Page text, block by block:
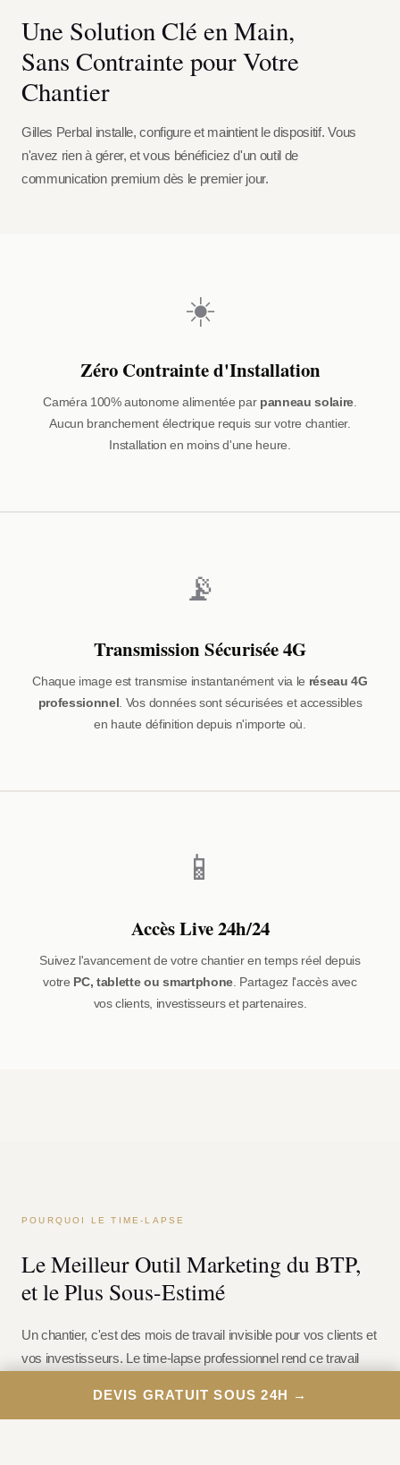
Une Solution Clé en Main,
Sans Contrainte pour Votre
Chantier
Gilles Perbal installe, configure et maintient le dispositif. Vous
n'avez rien à gérer, et vous bénéficiez d'un outil de
communication premium dès le premier jour.
☀️
Zéro Contrainte d'Installation
Caméra 100% autonome alimentée par panneau solaire
Aucun branchement électrique requis sur votre chantier.
Installation en moins d'une heure.
📡
Transmission Sécurisée 4G
Chaque image est transmise instantanément via le réseau 4G
professionnel . Vos données sont sécurisées et accessibles
en haute définition depuis n'importe où.
📱
Accès Live 24h/24
Suivez l'avancement de votre chantier en temps réel depuis
votre PC, tablette ou smartphone . Partagez l'accès avec
vos clients, investisseurs et partenaires.
POURQUOI LE TIME-LAPSE
Le Meilleur Outil Marketing du BTP,
et le Plus Sous-Estimé
Un chantier, c'est des mois de travail invisible pour vos clients et
vos investisseurs. Le time-lapse professionnel rend ce travail
De la démolition à la livraison, chaque étape est documentée. Le
DEVIS GRATUIT SOUS 24H →